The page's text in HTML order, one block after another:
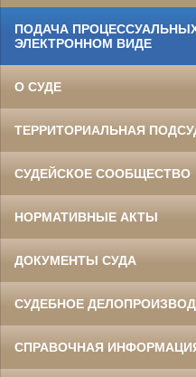
ПОДАЧА
ЭЛЕКТРОННОМ ВИДЕ
О СУДЕ
ТЕРРИТОРИАЛЬНАЯ
СУДЕЙСКОЕ СООБЩЕСТВО
НОРМАТИВНЫЕ АКТЫ
ДОКУМЕНТЫ СУДА
СУДЕБНОЕ
СПРАВОЧНАЯ